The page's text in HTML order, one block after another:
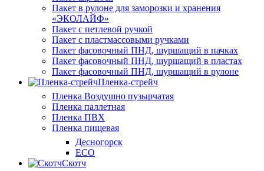
Пакет в рулоне для заморозки и хранения
«ЭКОЛАЙФ»
Пакет с петлевой ручкой
Пакет с пластмассовыми ручками
Пакет фасовочный ПНД, шуршащий в пачках
Пакет фасовочный ПНД, шуршащий в пластах
Пакет фасовочный ПНД, шуршащий в рулоне
Пленка-стрейч
Пленка Воздушно пузырчатая
Пленка паллетная
Пленка ПВХ
Пленка пищевая
Десногорск
ECO
Скотч